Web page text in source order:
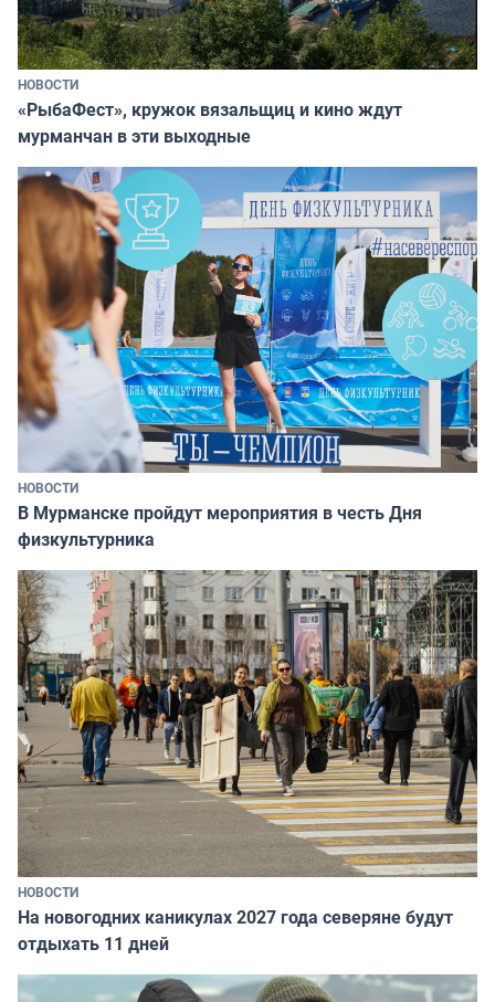
НОВОСТИ
«РыбаФест», кружок вязальщиц и кино ждут
мурманчан в эти выходные
НОВОСТИ
В Мурманске пройдут мероприятия в честь Дня
физкультурника
НОВОСТИ
На новогодних каникулах 2027 года северяне будут
отдыхать 11 дней